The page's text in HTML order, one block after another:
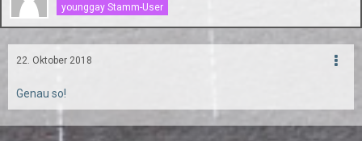
younggay Stamm-User
22. Oktober 2018
Genau so!